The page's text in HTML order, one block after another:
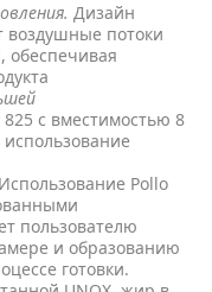
Дизайн
воздушные потоки
обеспечивая
825 с вместимостью 8
Использование Pollo
пользователю
и образованию
готовки.